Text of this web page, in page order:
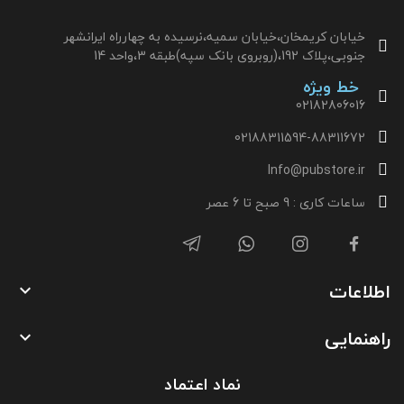
خیابان کریمخان،خیابان سمیه،نرسیده به چهارراه ایرانشهر
جنوبی،پلاک 192،(روبروی بانک سپه)طبقه 3،واحد 14
خط ویژه
02182806016
02188311594-88311672
Info@pubstore.ir
ساعات کاری : 9 صبح تا 6 عصر
اطلاعات 
راهنمایی 
نماد اعتماد